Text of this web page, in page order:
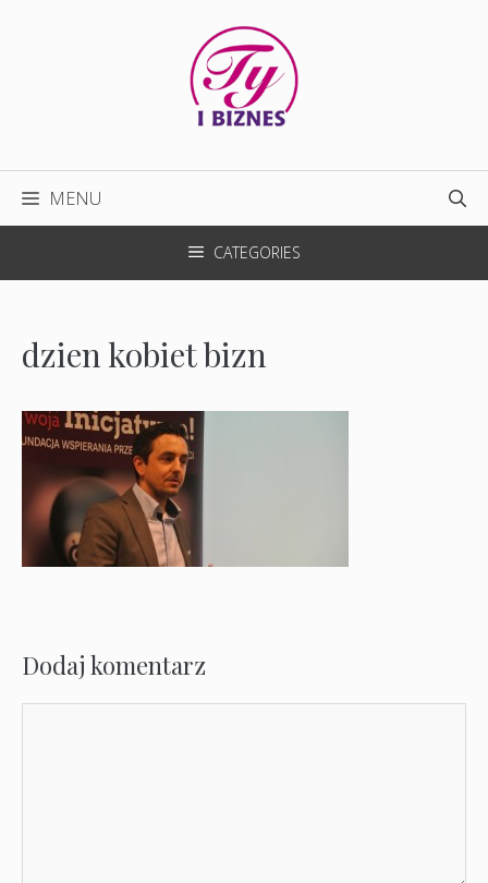
MENU
CATEGORIES
dzien kobiet bizn
Dodaj komentarz